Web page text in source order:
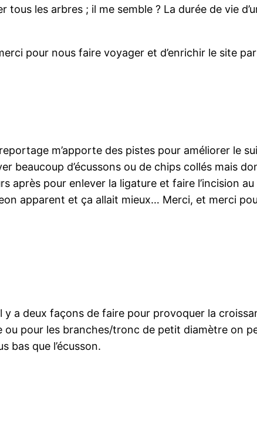
tous les arbres ; il me semble ? La durée de vie
pour nous faire voyager et d’enrichir le site
m’apporte des pistes pour améliorer le
beaucoup d’écussons ou de chips collés mais
après pour enlever la ligature et faire l’incision
apparent et ça allait mieux… Merci, et merci
y a deux façons de faire pour provoquer la
ou pour les branches/tronc de petit diamètre on
bas que l’écusson.